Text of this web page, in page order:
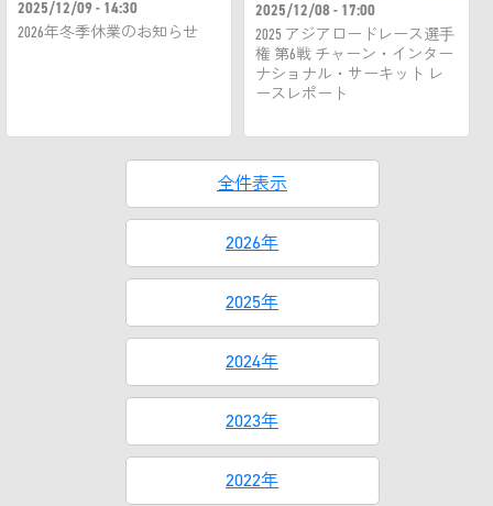
2025/12/09 - 14:30
2026年冬季休業のお知らせ
2025/12/08 - 17:00
2025 アジアロードレース選手
権 第6戦 チャーン・インター
ナショナル・サーキット レ
ースレポート
全件表示
2026年
2025年
2024年
2023年
2022年